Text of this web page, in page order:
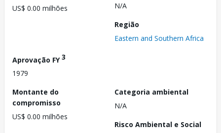
US$ 0.00 milhões
N/A
Região
Eastern and Southern Africa
Aprovação FY3
1979
Montante do
compromisso
US$ 0.00 milhões
Categoria ambiental
N/A
Risco Ambiental e Social